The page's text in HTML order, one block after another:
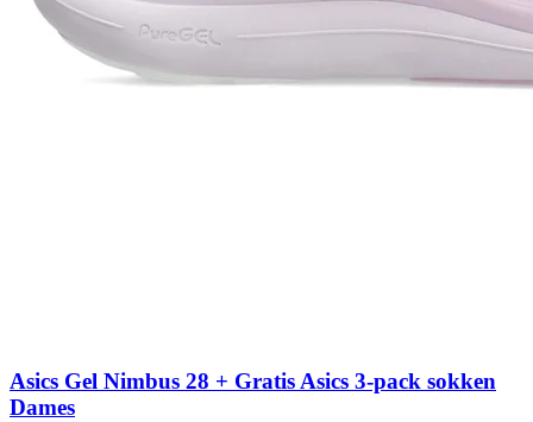
Asics Gel Nimbus 28 + Gratis Asics 3-pack sokken
Dames